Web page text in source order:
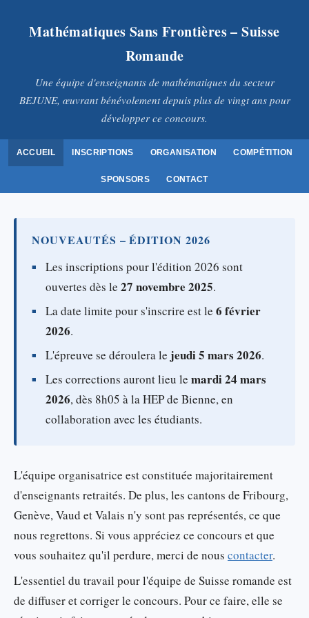
Mathématiques Sans Frontières – Suisse
Romande
Une équipe d'enseignants de mathématiques du secteur
BEJUNE, œuvrant bénévolement depuis plus de vingt ans pour
développer ce concours.
ACCUEIL INSCRIPTIONS ORGANISATION COMPÉTITION
SPONSORS CONTACT
NOUVEAUTÉS – ÉDITION 2026
Les inscriptions pour l'édition 2026 sont
ouvertes dès le 27 novembre 2025.
La date limite pour s'inscrire est le 6 février
2026.
L'épreuve se déroulera le jeudi 5 mars 2026.
Les corrections auront lieu le mardi 24 mars
2026, dès 8h05 à la HEP de Bienne, en
collaboration avec les étudiants.
L'équipe organisatrice est constituée majoritairement
d'enseignants retraités. De plus, les cantons de Fribourg,
Genève, Vaud et Valais n'y sont pas représentés, ce que
nous regrettons. Si vous appréciez ce concours et que
vous souhaitez qu'il perdure, merci de nous contacter.
L'essentiel du travail pour l'équipe de Suisse romande est
de diffuser et corriger le concours. Pour ce faire, elle se